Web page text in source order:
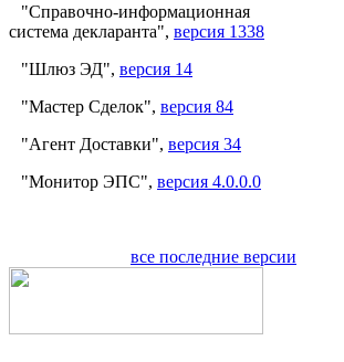
"Справочно-информационная
система декларанта", версия 1338
"Шлюз ЭД", версия 14
"Мастер Сделок", версия 84
"Агент Доставки", версия 34
"Монитор ЭПС", версия 4.0.0.0
все последние версии